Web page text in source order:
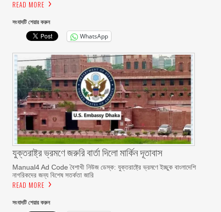
READ MORE
সংবাদটি শেয়ার করুন
WhatsApp
যুক্তরাষ্ট্র ভ্রমণে জরুরি বার্তা দিলো মার্কিন দূতাবাস
Manual4 Ad Code বৈশাখী নিউজ ডেস্ক: যুক্তরাষ্ট্রে ভ্রমণে ইচ্ছুক বাংলাদেশি
নাগরিকদের জন্য বিশেষ সতর্কতা জারি
READ MORE
সংবাদটি শেয়ার করুন